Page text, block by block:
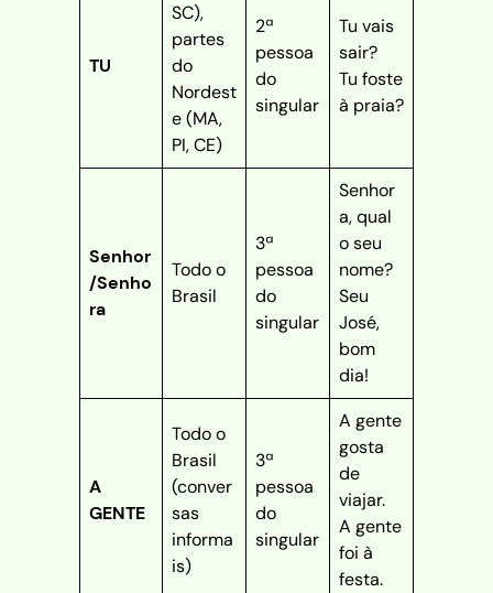
TU
SC),
partes
do
Nordest
e (MA,
PI, CE)
2ª
pessoa
do
singular
Tu vais
sair?
Tu foste
à praia?
Senhor
/Senho
ra
Todo o
Brasil
3ª
pessoa
do
singular
Senhor
a, qual
o seu
nome?
Seu
José,
bom
dia!
A
GENTE
Todo o
Brasil
(conver
sas
informa
is)
3ª
pessoa
do
singular
A gente
gosta
de
viajar.
A gente
foi à
festa.